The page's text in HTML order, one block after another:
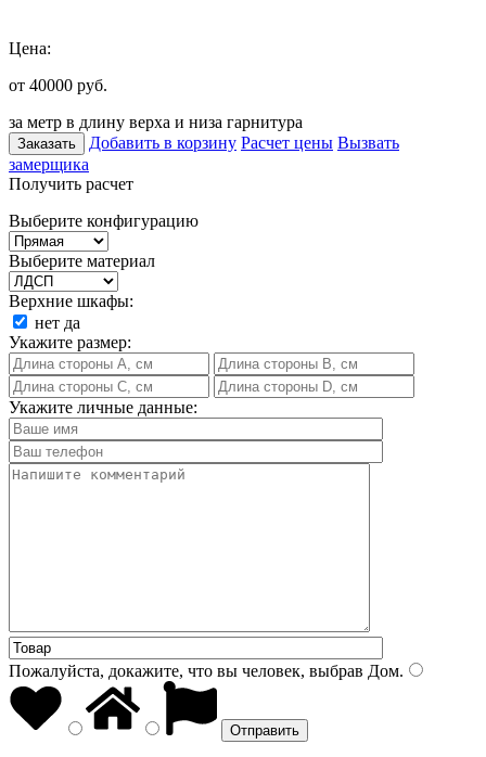
Цена:
от 40000 руб.
за метр в длину верха и низа гарнитура
Заказать Добавить в корзину Расчет цены Вызвать
замерщика
Получить расчет
Выберите конфигурацию
Выберите материал
Верхние шкафы:
нет да
Укажите размер:
Укажите личные данные:
Пожалуйста, докажите, что вы человек, выбрав Дом.